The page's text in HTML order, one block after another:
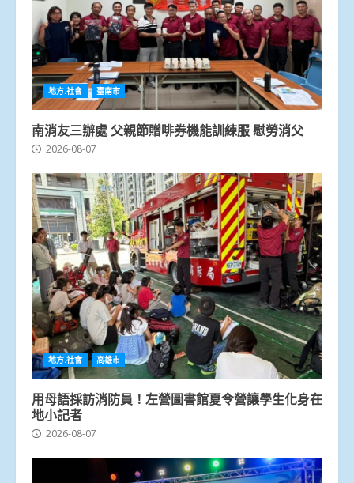
地方.社會 臺南市
南消友三辦處 父親節贈啡券機能訓練服 慰勞消父
2026-08-07
地方.社會 高雄市
用母語採訪消防員！左營圖書館夏令營讓學生化身在
地小記者
2026-08-07